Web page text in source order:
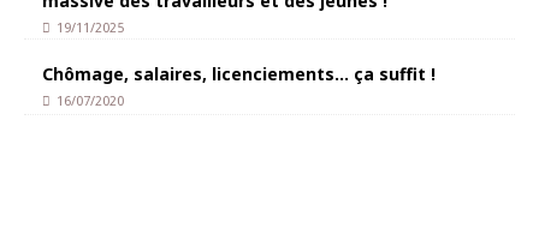
19/11/2025
Chômage, salaires, licenciements… ça suffit !
16/07/2020